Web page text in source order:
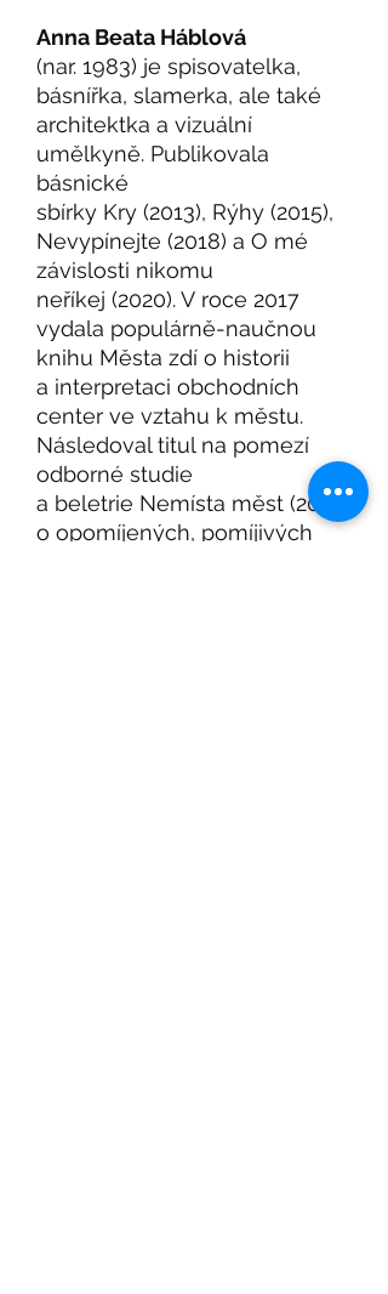
Anna Beata Háblová
(nar. 1983) je spisovatelka,
básnířka, slamerka, ale také
architektka a vizuální
umělkyně. Publikovala
básnické
sbírky Kry (2013), Rýhy (2015),
Nevypínejte (2018) a O mé
závislosti nikomu
neříkej (2020). V roce 2017
vydala populárně-naučnou
knihu Města zdí o historii
a interpretaci obchodních
center ve vztahu k městu.
Následoval titul na pomezí
odborné studie
a beletrie Nemísta měst (2019)
o opomíjených, pomíjivých